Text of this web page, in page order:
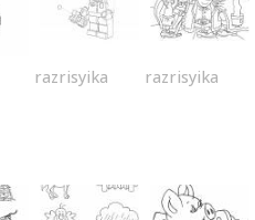
razrisyika razrisyika